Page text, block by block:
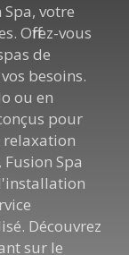
votre
Offrez-vous
de
besoins.
ou en
pour
relaxation
Spa
Découvrez
sur le